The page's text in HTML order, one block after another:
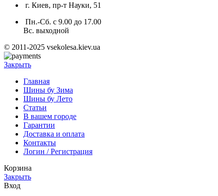
г. Киев, пр-т Науки, 51
Пн.-Сб. с 9.00 до 17.00
Вс. выходной
© 2011-2025 vsekolesa.kiev.ua
Закрыть
Главная
Шины бу Зима
Шины бу Лето
Статьи
В вашем городе
Гарантии
Доставка и оплата
Контакты
Логин / Регистрация
Корзина
Закрыть
Вход